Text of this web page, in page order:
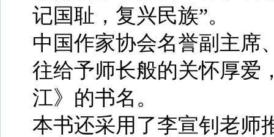
记国耻，复兴民族”。
中国作家协会名誉副主席
往给予师长般的关怀厚爱
江》的书名。
本书还采用了李宣钊老师